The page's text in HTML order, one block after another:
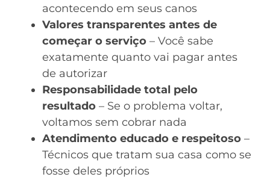
acontecendo em seus canos
Valores transparentes antes de
começar o serviço – Você sabe
exatamente quanto vai pagar antes
de autorizar
Responsabilidade total pelo
resultado – Se o problema voltar,
voltamos sem cobrar nada
Atendimento educado e respeitoso –
Técnicos que tratam sua casa como se
fosse deles próprios